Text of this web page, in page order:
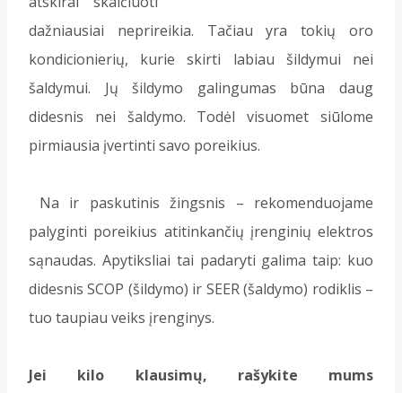
dažniausiai neprireikia. Tačiau yra tokių oro
kondicionierių, kurie skirti labiau šildymui nei
šaldymui. Jų šildymo galingumas būna daug
didesnis nei šaldymo. Todėl visuomet siūlome
pirmiausia įvertinti savo poreikius.
Na ir paskutinis žingsnis – rekomenduojame
palyginti poreikius atitinkančių įrenginių elektros
sąnaudas. Apytiksliai tai padaryti galima taip: kuo
didesnis SCOP (šildymo) ir SEER (šaldymo) rodiklis –
tuo taupiau veiks įrenginys.
Jei kilo klausimų, rašykite mums